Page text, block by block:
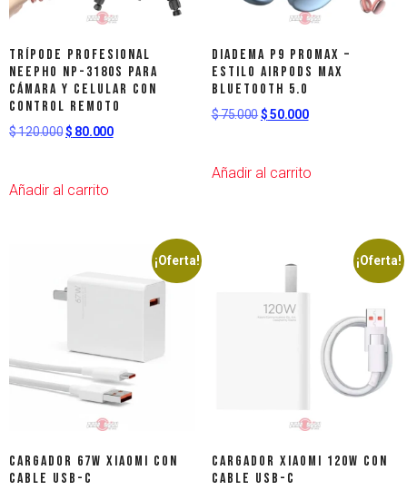
Trípode Profesional
NEEPHO NP-3180S para
Cámara y Celular con
Control Remoto
$120.000$ 80.000
Añadir al carrito
Diadema P9 ProMax –
Estilo AirPods Max
Bluetooth 5.0
$75.000$50.000
Añadir al carrito
¡Oferta!
Cargador 67W Xiaomi con
Cable USB-C
¡Oferta!
Cargador Xiaomi 120W con
Cable USB-C